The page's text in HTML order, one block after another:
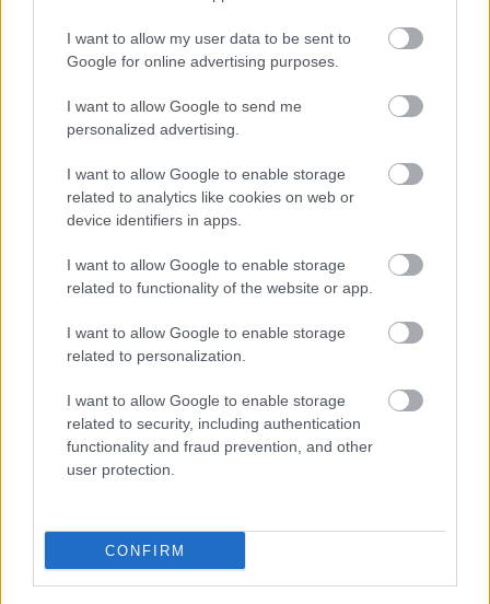
I want to allow my user data to be sent to
Google for online advertising purposes.
I want to allow Google to send me
personalized advertising.
I want to allow Google to enable storage
related to analytics like cookies on web or
device identifiers in apps.
I want to allow Google to enable storage
related to functionality of the website or app.
I want to allow Google to enable storage
related to personalization.
I want to allow Google to enable storage
related to security, including authentication
functionality and fraud prevention, and other
user protection.
CONFIRM
Átmelengető, laktató, egyszerűen szuper.
Címkék: leves ősz sütőtök gluténmentes levesek
gyors
vacsorák gyors vacsi
Ajánlott bejegyzések:
töltött gombafejek, sertésszűzzel és
quionával